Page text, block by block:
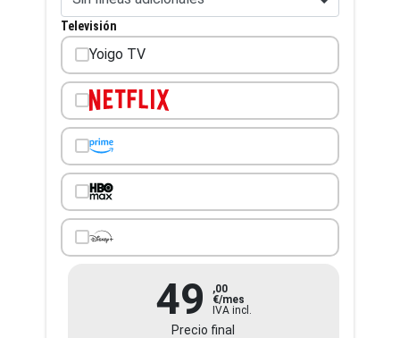
Televisión
Yoigo TV
49
,00
€/mes
IVA incl.
Precio final